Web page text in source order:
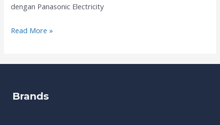
dengan Panasonic Electricity
Read More »
Brands